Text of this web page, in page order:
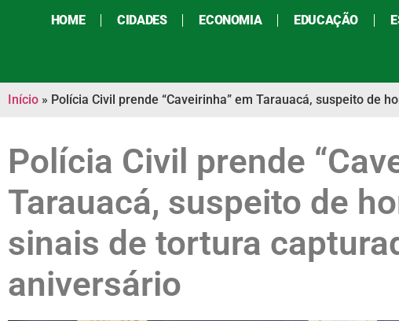
HOME CIDADES ECONOMIA EDUCAÇÃO
Início » Polícia Civil prende “Caveirinha” em Tarauacá, suspeito de
Polícia Civil prende
Tarauacá, suspeito de
sinais de tortura
aniversário